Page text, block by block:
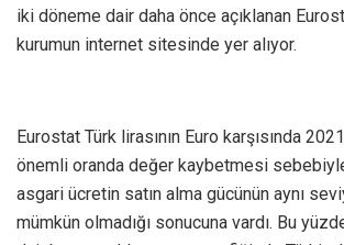
iki döneme dair daha önce açıklanan
kurumun internet sitesinde yer alıyor.
Eurostat Türk lirasının Euro karşısında
önemli oranda değer kaybetmesi
asgari ücretin satın alma gücünün aynı
mümkün olmadığı sonucuna vardı. Bu